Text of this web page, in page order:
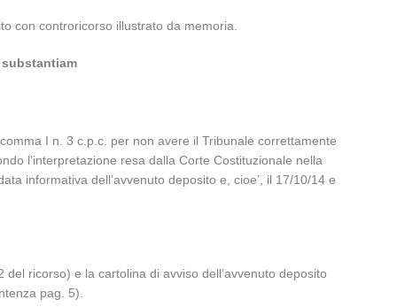
con controricorso illustrato da memoria.
I n. 3 c.p.c. per non avere il Tribunale correttamente
l’interpretazione resa dalla Corte Costituzionale nella
informativa dell’avvenuto deposito e, cioe’, il 17/10/14 e
ricorso) e la cartolina di avviso dell’avvenuto deposito
pag. 5).